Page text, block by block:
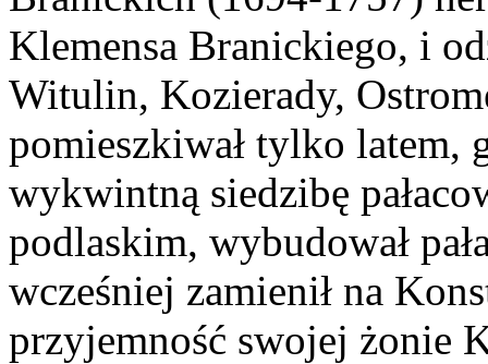
Klemensa Branickiego, i
Witulin, Kozierady,
pomieszkiwał tylko latem,
wykwintną siedzibę
podlaskim, wybudował
wcześniej zamienił na
przyjemność swojej żonie